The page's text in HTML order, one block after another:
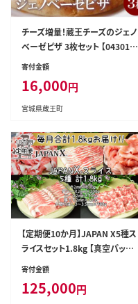
チーズ増量！蔵王チーズのジェノ
ベーゼピザ 3枚セット 【04301-0
482】
寄付金額
16,000円
宮城県蔵王町
【定期便10か月】JAPAN X5種ス
ライスセット1.8kg 【真空パック・
ロース・肩ロース・バラ・モモ・小
間】 【04301-0552】
寄付金額
125,000円